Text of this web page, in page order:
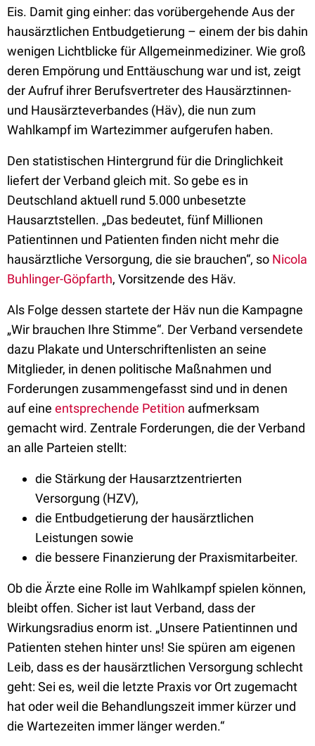
Eis. Damit ging einher: das vorübergehende Aus der
hausärztlichen Entbudgetierung – einem der bis dahin
wenigen Lichtblicke für Allgemeinmediziner. Wie groß
deren Empörung und Enttäuschung war und ist, zeigt
der Aufruf ihrer Berufsvertreter des Hausärztinnen-
und Hausärzteverbandes (Häv), die nun zum
Wahlkampf im Wartezimmer aufgerufen haben.
Den statistischen Hintergrund für die Dringlichkeit
liefert der Verband gleich mit. So gebe es in
Deutschland aktuell rund 5.000 unbesetzte
Hausarztstellen. „Das bedeutet, fünf Millionen
Patientinnen und Patienten finden nicht mehr die
hausärztliche Versorgung, die sie brauchen“, so Nicola
Buhlinger-Göpfarth, Vorsitzende des Häv.
Als Folge dessen startete der Häv nun die Kampagne
„Wir brauchen Ihre Stimme“. Der Verband versendete
dazu Plakate und Unterschriftenlisten an seine
Mitglieder, in denen politische Maßnahmen und
Forderungen zusammengefasst sind und in denen
auf eine entsprechende Petition aufmerksam
gemacht wird. Zentrale Forderungen, die der Verband
an alle Parteien stellt:
die Stärkung der Hausarztzentrierten
Versorgung (HZV),
die Entbudgetierung der hausärztlichen
Leistungen sowie
die bessere Finanzierung der Praxismitarbeiter.
Ob die Ärzte eine Rolle im Wahlkampf spielen können,
bleibt offen. Sicher ist laut Verband, dass der
Wirkungsradius enorm ist. „Unsere Patientinnen und
Patienten stehen hinter uns! Sie spüren am eigenen
Leib, dass es der hausärztlichen Versorgung schlecht
geht: Sei es, weil die letzte Praxis vor Ort zugemacht
hat oder weil die Behandlungszeit immer kürzer und
die Wartezeiten immer länger werden.“